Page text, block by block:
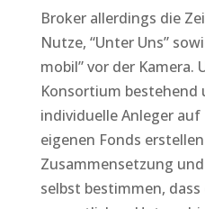
Broker allerdings die
Nutze, “Unter Uns”
mobil” vor der Kamera.
Konsortium bestehend
individuelle Anleger
eigenen Fonds
Zusammensetzung
selbst bestimmen, dass